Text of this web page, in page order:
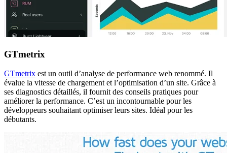
GTmetrix
GTmetrix est un outil d’analyse de performance web renommé. Il
évalue la vitesse de chargement et l’optimisation d’un site. Grâce à
ses diagnostics détaillés, il fournit des conseils pratiques pour
améliorer la performance. C’est un incontournable pour les
développeurs souhaitant optimiser leurs sites. Idéal pour les
débutants.